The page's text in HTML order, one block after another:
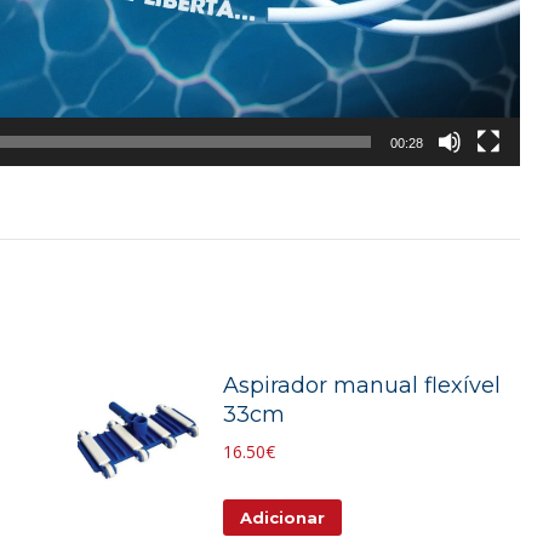
00:28
Aspirador manual flexível
33cm
16.50€
Adicionar